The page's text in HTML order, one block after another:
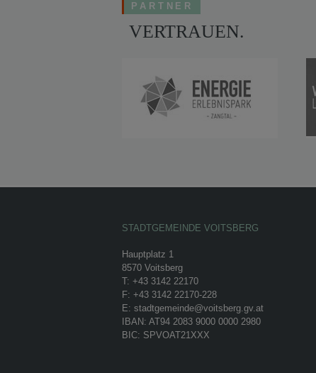
PARTNER
VERTRAUEN.
STADTGEMEINDE VOITSBERG
Hauptplatz 1
8570 Voitsberg
T: +43 3142 22170
F: +43 3142 22170-228
E: stadtgemeinde@voitsberg.gv.at
IBAN: AT94 2083 9000 0000 2980
BIC: SPVOAT21XXX